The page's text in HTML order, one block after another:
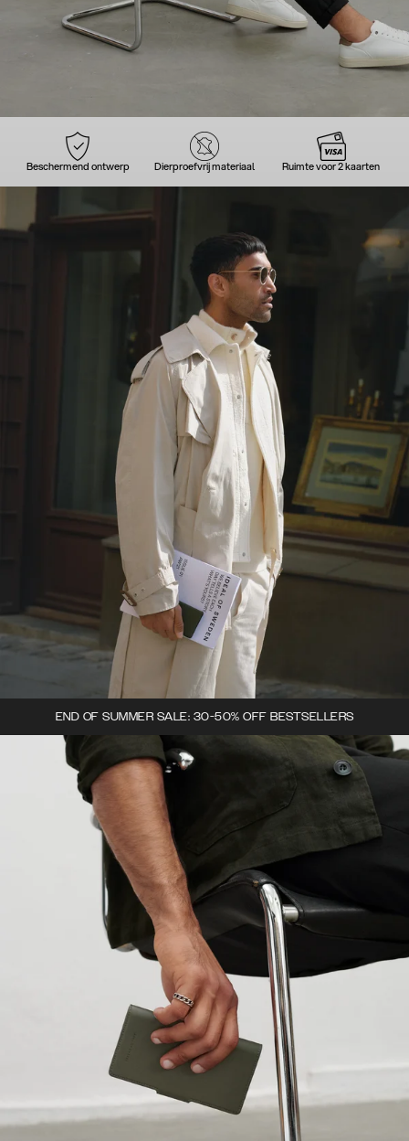
Beschermend ontwerp Dierproefvrij materiaal Ruimte voor 2 kaarten
END OF SUMMER SALE: 30-50% OFF BESTSELLERS